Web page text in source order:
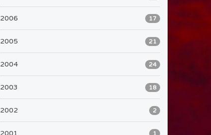
2006 17
2005 21
2004 24
2003 18
2002 2
2001 1